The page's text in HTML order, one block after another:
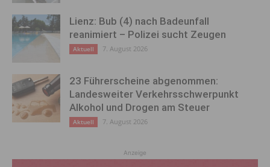
Lienz: Bub (4) nach Badeunfall
reanimiert – Polizei sucht Zeugen
Aktuell 7. August 2026
23 Führerscheine abgenommen:
Landesweiter Verkehrsschwerpunkt
Alkohol und Drogen am Steuer
Aktuell 7. August 2026
Anzeige